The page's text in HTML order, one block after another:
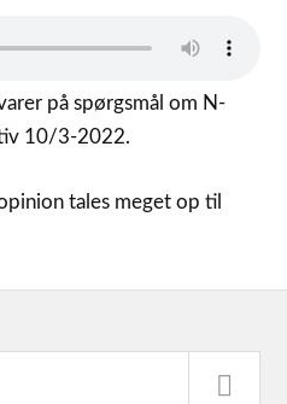
på spørgsmål om N-
10/3-2022.
tales meget op til